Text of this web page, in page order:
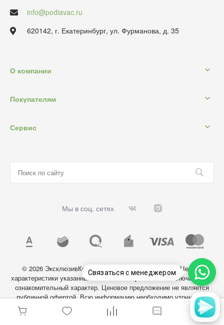
info@podiavac.ru
620142, г. Екатеринбург, ул. Фурманова, д. 35
О компании
Покупателям
Сервис
Мы в соц. сетях
© 2026 ЭксклюзивКосметик, Все права защищены. Цены и
характеристики указанных на сайте товаров носят исключительно
ознакомительный характер. Ценовое предложение не является
публичной офертой. Всю информацию необходимо уточнять у
администратора магазина.
Связаться с менеджером